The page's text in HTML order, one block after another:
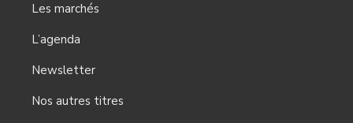
Les marchés
L’agenda
Newsletter
Nos autres titres